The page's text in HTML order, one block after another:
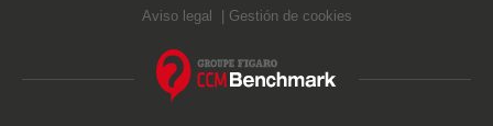
Aviso legal
Gestión de cookies